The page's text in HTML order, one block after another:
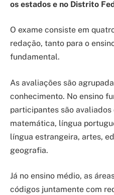
os estados e no Distrito
O exame consiste em
redação, tanto para o
fundamental.
As avaliações são
conhecimento. No ensino
participantes são
matemática, língua
língua estrangeira, artes,
geografia.
Já no ensino médio, as
códigos juntamente com